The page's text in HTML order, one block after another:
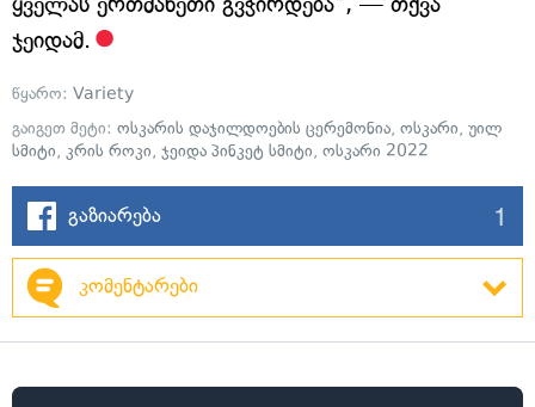
ჯეიდამ.
წყარო: Variety
გაიგეთ მეტი: ოსკარის დაჯილდოების ცერემონია, ოსკარი, უილ
სმიტი, კრის როკი, ჯეიდა პინკეტ სმიტი, ოსკარი 2022
გაზიარება 1
კომენტარები